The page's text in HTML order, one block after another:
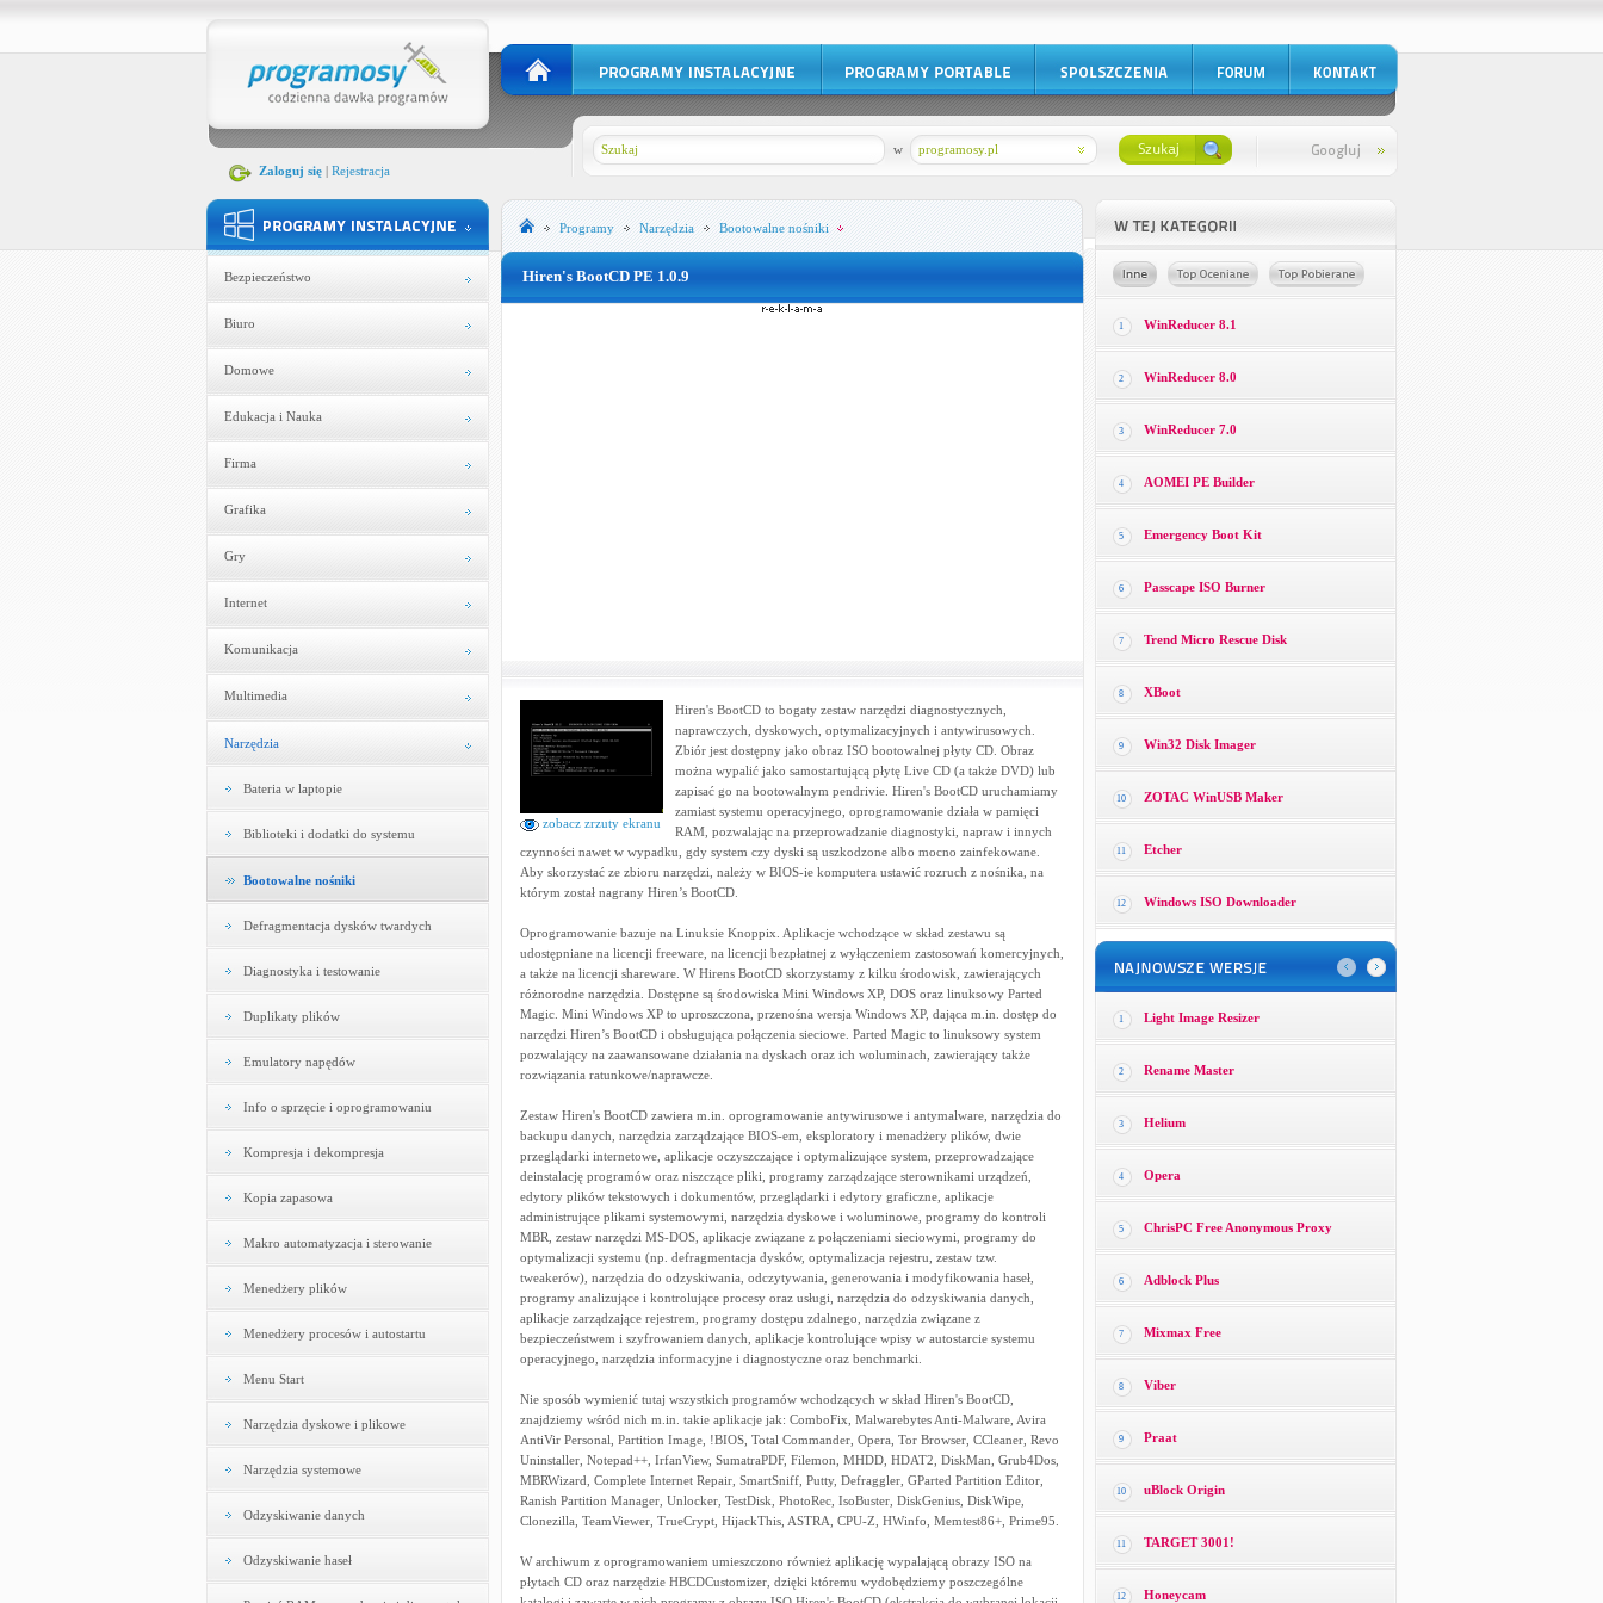
Zaloguj się| Rejestracja
programosy.pl
w
Bezpieczeństwo
Biuro
Domowe
Edukacja i Nauka
Firma
Grafika
Gry
Internet
Komunikacja
Multimedia
Narzędzia
Bateria w laptopie
Biblioteki i dodatki do systemu
Bootowalne nośniki
Defragmentacja dysków twardych
Diagnostyka i testowanie
Duplikaty plików
Emulatory napędów
Info o sprzęcie i oprogramowaniu
Kompresja i dekompresja
Kopia zapasowa
Makro automatyzacja i sterowanie
Menedżery plików
Menedżery procesów i autostartu
Menu Start
Narzędzia dyskowe i plikowe
Narzędzia systemowe
Odzyskiwanie danych
Odzyskiwanie haseł
Programy Narzędzia Bootowalne nośniki
Hiren's BootCD PE 1.0.9
zobacz zrzuty ekranu
Hiren's BootCD to bogaty zestaw narzędzi diagnostycznych,
naprawczych, dyskowych, optymalizacyjnych i antywirusowych.
Zbiór jest dostępny jako obraz ISO bootowalnej płyty CD. Obraz
można wypalić jako samostartującą płytę Live CD (a także DVD) lub
zapisać go na bootowalnym pendrivie. Hiren's BootCD uruchamiamy
zamiast systemu operacyjnego, oprogramowanie działa w pamięci
RAM, pozwalając na przeprowadzanie diagnostyki, napraw i innych
czynności nawet w wypadku, gdy system czy dyski są uszkodzone albo mocno zainfekowane.
Aby skorzystać ze zbioru narzędzi, należy w BIOS-ie komputera ustawić rozruch z nośnika, na
którym został nagrany Hiren’s BootCD.
Oprogramowanie bazuje na Linuksie Knoppix. Aplikacje wchodzące w skład zestawu są
udostępniane na licencji freeware, na licencji bezpłatnej z wyłączeniem zastosowań komercyjnych,
a także na licencji shareware. W Hirens BootCD skorzystamy z kilku środowisk, zawierających
różnorodne narzędzia. Dostępne są środowiska Mini Windows XP, DOS oraz linuksowy Parted
Magic. Mini Windows XP to uproszczona, przenośna wersja Windows XP, dająca m.in. dostęp do
narzędzi Hiren’s BootCD i obsługująca połączenia sieciowe. Parted Magic to linuksowy system
pozwalający na zaawansowane działania na dyskach oraz ich woluminach, zawierający także
rozwiązania ratunkowe/naprawcze.
Zestaw Hiren's BootCD zawiera m.in. oprogramowanie antywirusowe i antymalware, narzędzia do
backupu danych, narzędzia zarządzające BIOS-em, eksploratory i menadżery plików, dwie
przeglądarki internetowe, aplikacje oczyszczające i optymalizujące system, przeprowadzające
deinstalację programów oraz niszczące pliki, programy zarządzające sterownikami urządzeń,
edytory plików tekstowych i dokumentów, przeglądarki i edytory graficzne, aplikacje
administrujące plikami systemowymi, narzędzia dyskowe i woluminowe, programy do kontroli
MBR, zestaw narzędzi MS-DOS, aplikacje związane z połączeniami sieciowymi, programy do
optymalizacji systemu (np. defragmentacja dysków, optymalizacja rejestru, zestaw tzw.
tweakerów), narzędzia do odzyskiwania, odczytywania, generowania i modyfikowania haseł,
programy analizujące i kontrolujące procesy oraz usługi, narzędzia do odzyskiwania danych,
aplikacje zarządzające rejestrem, programy dostępu zdalnego, narzędzia związane z
bezpieczeństwem i szyfrowaniem danych, aplikacje kontrolujące wpisy w autostarcie systemu
operacyjnego, narzędzia informacyjne i diagnostyczne oraz benchmarki.
Nie sposób wymienić tutaj wszystkich programów wchodzących w skład Hiren's BootCD,
znajdziemy wśród nich m.in. takie aplikacje jak: ComboFix, Malwarebytes Anti-Malware, Avira
AntiVir Personal, Partition Image, !BIOS, Total Commander, Opera, Tor Browser, CCleaner, Revo
Uninstaller, Notepad++, IrfanView, SumatraPDF, Filemon, MHDD, HDAT2, DiskMan, Grub4Dos,
MBRWizard, Complete Internet Repair, SmartSniff, Putty, Defraggler, GParted Partition Editor,
Ranish Partition Manager, Unlocker, TestDisk, PhotoRec, IsoBuster, DiskGenius, DiskWipe,
Clonezilla, TeamViewer, TrueCrypt, HijackThis, ASTRA, CPU-Z, HWinfo, Memtest86+, Prime95.
W archiwum z oprogramowaniem umieszczono również aplikację wypalającą obrazy ISO na
płytach CD oraz narzędzie HBCDCustomizer, dzięki któremu wydobędziemy poszczególne
1 WinReducer 8.1
2 WinReducer 8.0
3 WinReducer 7.0
4 AOMEI PE Builder
5 Emergency Boot Kit
6 Passcape ISO Burner
7 Trend Micro Rescue Disk
8 XBoot
9 Win32 Disk Imager
10 ZOTAC WinUSB Maker
11 Etcher
12 Windows ISO Downloader
1 Light Image Resizer
2 Rename Master
3 Helium
4 Opera
5 ChrisPC Free Anonymous Proxy
6 Adblock Plus
7 Mixmax Free
8 Viber
9 Praat
10 uBlock Origin
11 TARGET 3001!
12 Honeycam